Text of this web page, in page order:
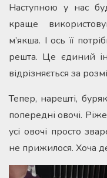
Наступною у нас
краще
м’якша. І ось її
решта. Це єдиний
відрізняється за
Тепер, нарешті,
попередні овочі.
усі овочі просто
не прижилося. Хоча